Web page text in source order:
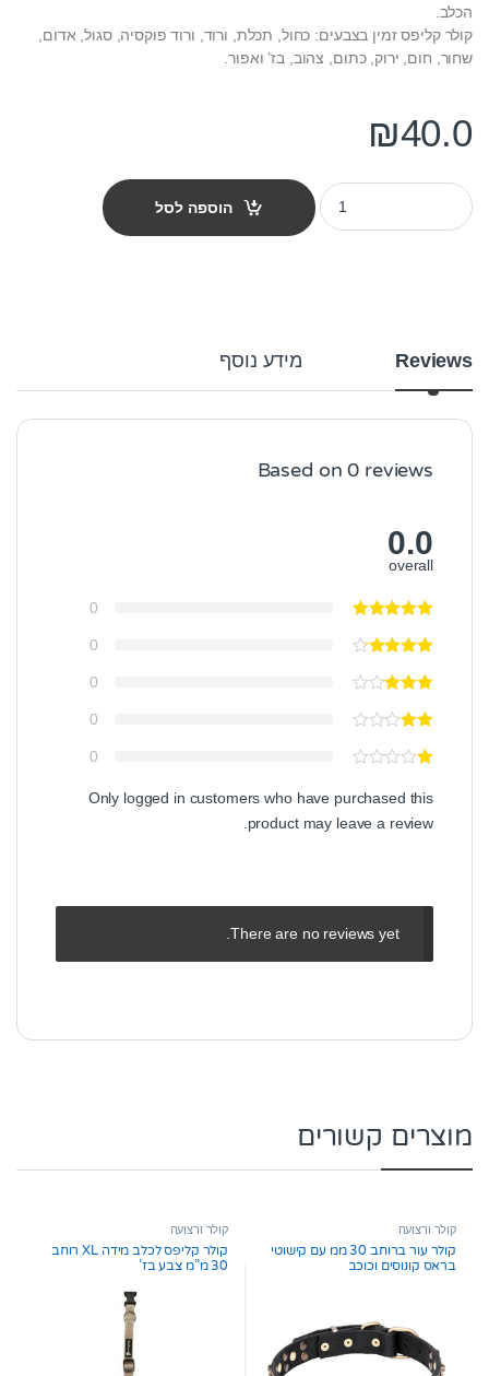
הכלב.
קולר קליפס זמין בצבעים: כחול, תכלת, ורוד, ורוד פוקסיה, סגול, אדום,
שחור, חום, ירוק, כתום, צהוב, בז’ ואפור.
₪40.0
קולר קליפס לכלב מידה XL רוחב 30 מ"מ צבע תכלת quantity
הוספה לסל
Reviews מידע נוסף
Based on 0 reviews
0.0
overall
0
0
0
0
0
Only logged in customers who have purchased this
product may leave a review.
There are no reviews yet.
מוצרים קשורים
קולר ורצועה
קולר עור ברוחב 30 ממ עם קישוטי
בראס קונוסים וכוכב
קולר ורצועה
קולר קליפס לכלב מידה XL רוחב
30 מ”מ צבע בז’